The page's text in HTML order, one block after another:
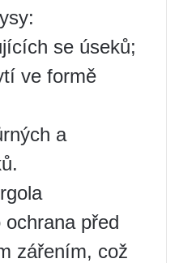
se úseků;
ve formě
a
před
zářením, což